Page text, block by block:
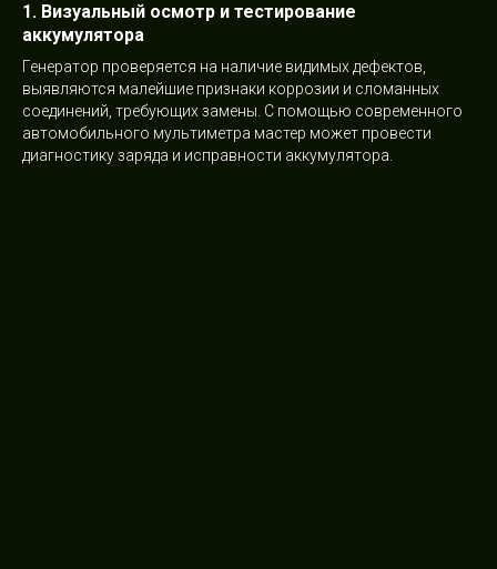
1. Визуальный осмотр и тестирование
аккумулятора
Генератор проверяется на наличие видимых дефектов,
выявляются малейшие признаки коррозии и сломанных
соединений, требующих замены. С помощью современного
автомобильного мультиметра мастер может провести
диагностику заряда и исправности аккумулятора.